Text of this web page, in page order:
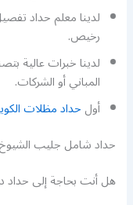
لدينا معلم حداد
رخيص.
لدينا خبرات عالية
المباني أو الشركات.
أولحداد مظلات
حداد شامل جليب الشيوخ
هل أنت بحاجة إلى حداد